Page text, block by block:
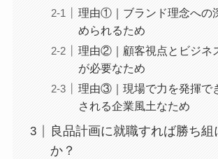
理由①｜ブランド理念への
められるため
理由②｜顧客視点とビジネ
が必要なため
理由③｜現場で力を発揮で
される企業風土なため
良品計画に就職すれば勝ち組
か？